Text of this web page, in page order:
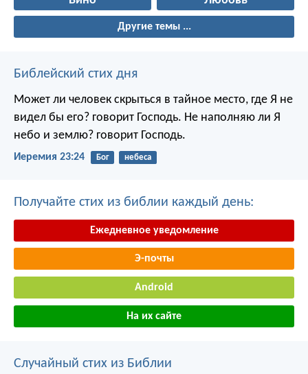
Другие темы ...
Библейский стих дня
Может ли человек скрыться в тайное место, где Я не
видел бы его? говорит Господь. Не наполняю ли Я
небо и землю? говорит Господь.
Иеремия 23:24 Бог небеса
Получайте стих из библии каждый день:
Ежедневное уведомление
Э-почты
Android
На их сайте
Случайный стих из Библии